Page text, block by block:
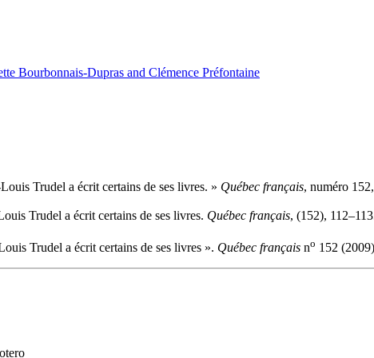
Bourbonnais-Dupras and Clémence Préfontaine
Trudel a écrit certains de ses livres. » Québec français, numéro
Trudel a écrit certains de ses livres. Québec français, (152),
Trudel a écrit certains de ses livres ». Québec français no 152